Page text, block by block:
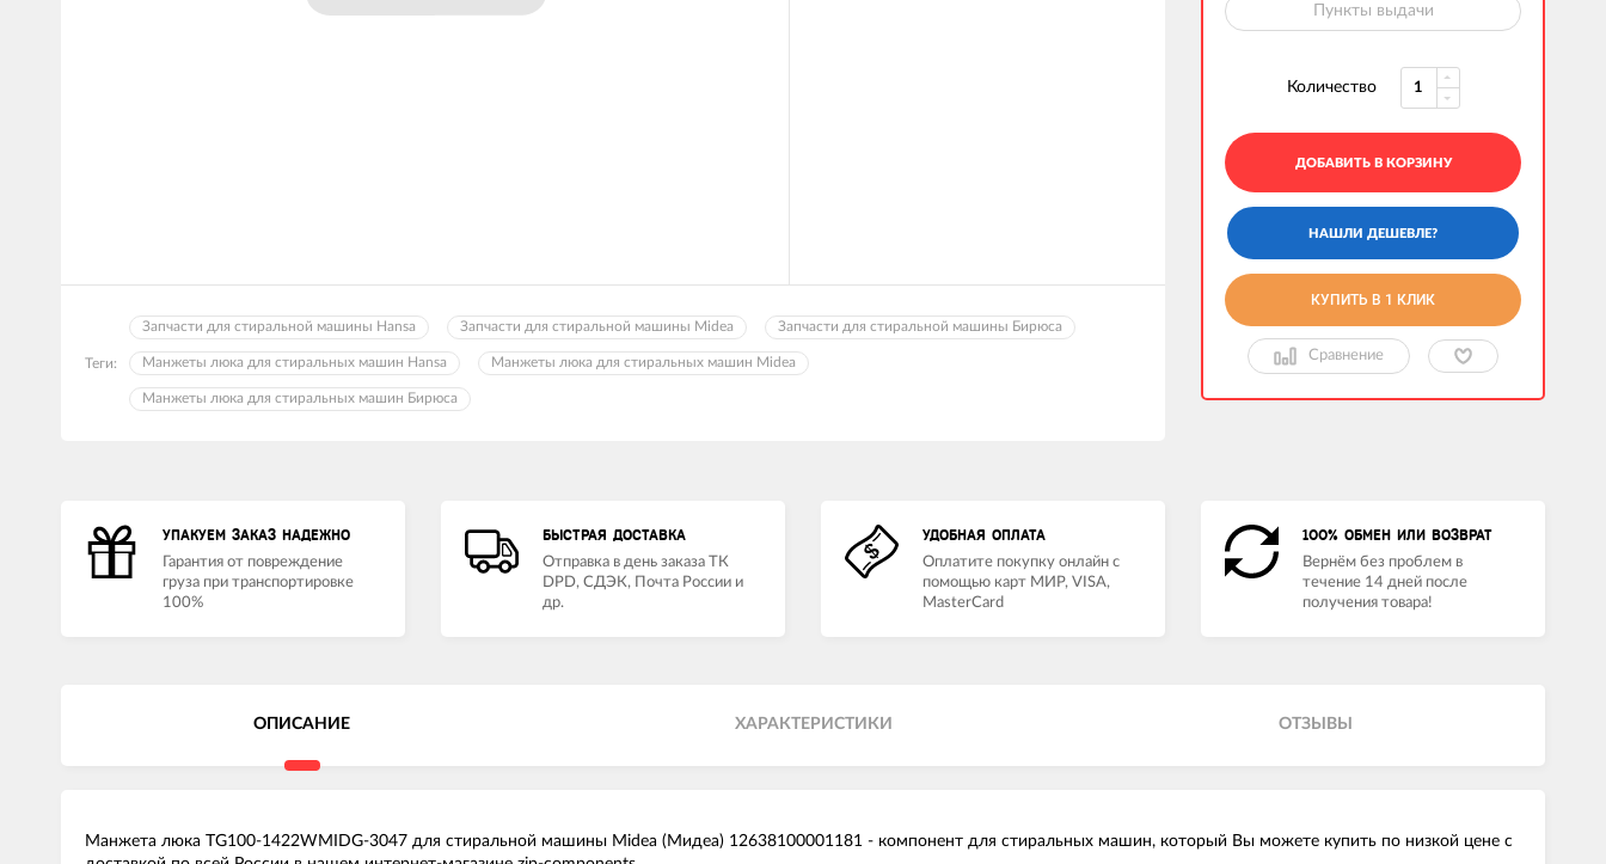
Теги:
Запчасти для стиральной машины Hansa Запчасти для стиральной машины Midea Запчасти для стиральной машины Бирюса
Манжеты люка для стиральных машин Hansa Манжеты люка для стиральных машин Midea
Манжеты люка для стиральных машин Бирюса
Пункты выдачи
Количество
ДОБАВИТЬ В КОРЗИНУ
КУПИТЬ В 1 КЛИК
Сравнение
УПАКУЕМ ЗАКАЗ НАДЕЖНО
Гарантия от повреждение
груза при транспортировке
100%
БЫСТРАЯ ДОСТАВКА
Отправка в день заказа ТК
DPD, СДЭК, Почта России и
др.
УДОБНАЯ ОПЛАТА
Оплатите покупку онлайн с
помощью карт МИР, VISA,
MasterCard
100% ОБМЕН ИЛИ ВОЗВРАТ
Вернём без проблем в
течение 14 дней после
получения товара!
ОПИСАНИЕ ХАРАКТЕРИСТИКИ ОТЗЫВЫ
Манжета люка TG100-1422WMIDG-3047 для стиральной машины Midea (Мидеа) 12638100001181 - компонент для стиральных машин, который Вы можете купить по низкой цене с